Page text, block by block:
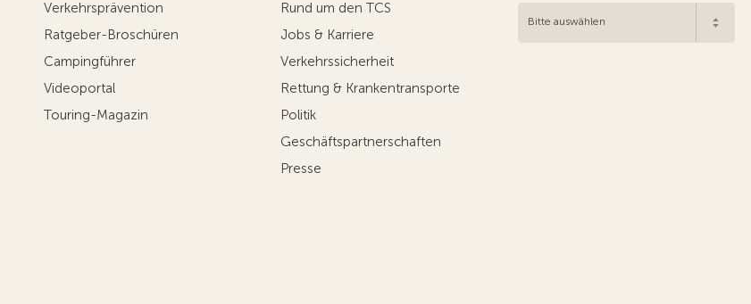
Verkehrsprävention
Ratgeber-Broschüren
Campingführer
Videoportal
Touring-Magazin
Rund um den TCS
Jobs & Karriere
Verkehrssicherheit
Rettung & Krankentransporte
Politik
Geschäftspartnerschaften
Presse
Bitte auswählen